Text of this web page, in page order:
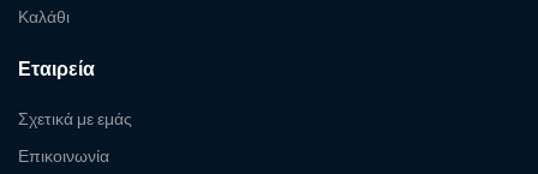
Καλάθι
Εταιρεία
Σχετικά με εμάς
Επικοινωνία